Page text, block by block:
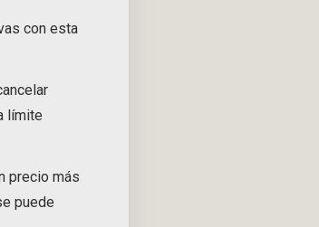
con esta
límite
precio más
puede